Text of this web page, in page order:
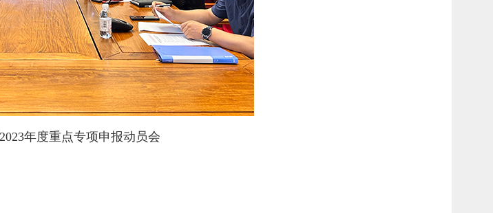
年度重点专项申报动员会